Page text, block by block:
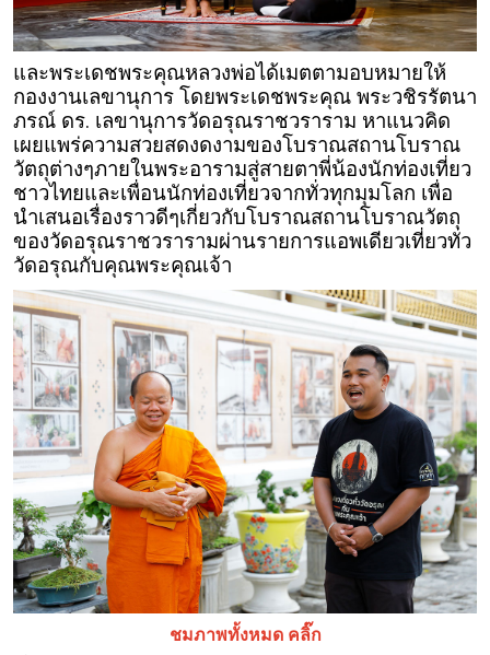
และพระเดชพระคุณหลวงพ่อได้เมตตามอบหมายให้
กองงานเลขานุการ โดยพระเดชพระคุณ พระวชิรรัตนา
ภรณ์ ดร. เลขานุการวัดอรุณราชวราราม หาแนวคิด
เผยแพร่ความสวยสดงดงามของโบราณสถานโบราณ
วัตถุต่างๆภายในพระอารามสู่สายตาพี่น้องนักท่องเที่ยว
ชาวไทยและเพื่อนนักท่องเที่ยวจากทั่วทุกมุมโลก เพื่อ
นำเสนอเรื่องราวดีๆเกี่ยวกับโบราณสถานโบราณวัตถุ
ของวัดอรุณราชวรารามผ่านรายการแอพเดียวเที่ยวทั่ว
วัดอรุณกับคุณพระคุณเจ้า
ชมภาพทั้งหมด คลิ๊ก